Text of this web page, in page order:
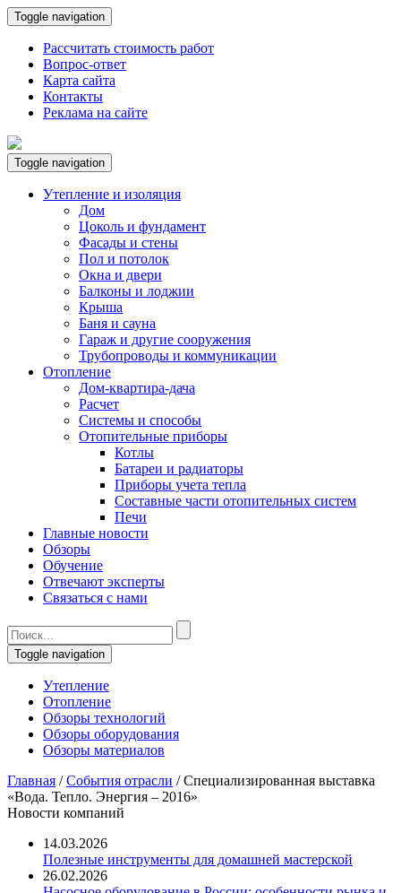
Toggle navigation
Рассчитать стоимость работ
Вопрос-ответ
Карта сайта
Контакты
Реклама на сайте
Toggle navigation
Утепление и изоляция
Дом
Цоколь и фундамент
Фасады и стены
Пол и потолок
Окна и двери
Балконы и лоджии
Крыша
Баня и сауна
Гараж и другие сооружения
Трубопроводы и коммуникации
Отопление
Дом-квартира-дача
Расчет
Системы и способы
Отопительные приборы
Котлы
Батареи и радиаторы
Приборы учета тепла
Составные части отопительных систем
Печи
Главные новости
Обзоры
Обучение
Отвечают эксперты
Связаться с нами
Toggle navigation
Утепление
Отопление
Обзоры технологий
Обзоры оборудования
Обзоры материалов
Главная /События отрасли /Специализированная выставка
«Вода. Тепло. Энергия – 2016»
Новости компаний
14.03.2026
Полезные инструменты для домашней мастерской
26.02.2026